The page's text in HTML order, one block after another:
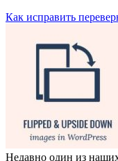
Как исправить
Недавно один из